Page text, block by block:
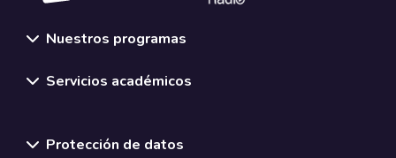
Nuestros programas
Servicios académicos
Protección de datos